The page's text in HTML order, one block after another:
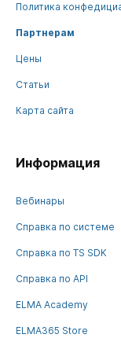
Политика
Партнерам
Цены
Статьи
Карта сайта
Информация
Вебинары
Справка по системе
Справка по TS SDK
Справка по API
ELMA Academy
ELMA365 Store